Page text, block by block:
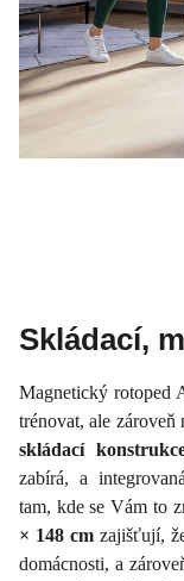
Skládací,
Magnetický rotoped
trénovat, ale zároveň
skládací
zabírá, a
tam, kde se Vám to
× 148 cm zajišťují,
domácnosti, a